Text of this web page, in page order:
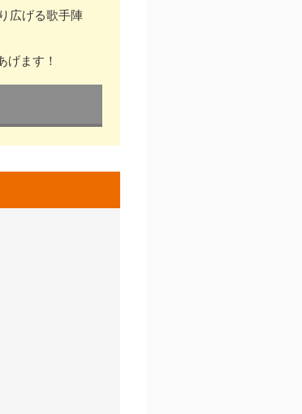
広げる歌手陣
げます！